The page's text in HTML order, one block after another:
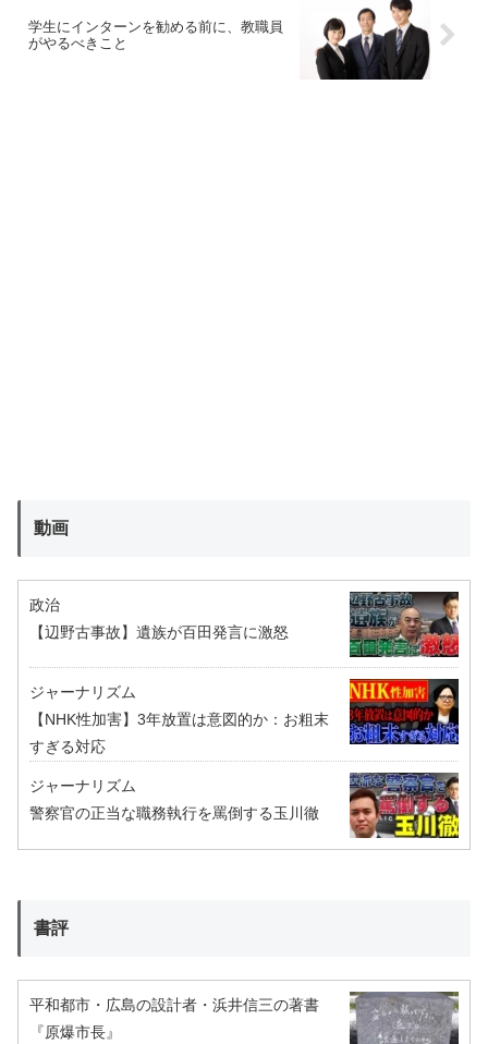
学生にインターンを勧める前に、教職員
がやるべきこと
動画
政治
【辺野古事故】遺族が百田発言に激怒
ジャーナリズム
【NHK性加害】3年放置は意図的か：お粗末
すぎる対応
ジャーナリズム
警察官の正当な職務執行を罵倒する玉川徹
書評
平和都市・広島の設計者・浜井信三の著書
『原爆市長』